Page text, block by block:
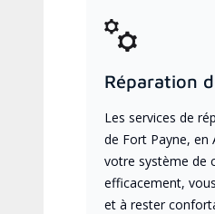
Réparation
Les services de
de Fort Payne, en
votre système de
efficacement,
et à rester